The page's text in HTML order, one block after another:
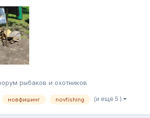
рыбаков и охотников
новфишинг novfishing (и ещё 5 )